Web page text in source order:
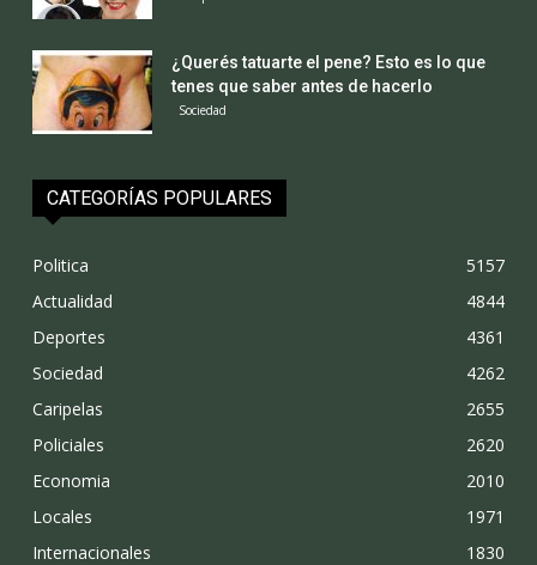
¿Querés tatuarte el pene? Esto es lo que
tenes que saber antes de hacerlo
Sociedad
CATEGORÍAS POPULARES
Politica
5157
Actualidad
4844
Deportes
4361
Sociedad
4262
Caripelas
2655
Policiales
2620
Economia
2010
Locales
1971
Internacionales
1830